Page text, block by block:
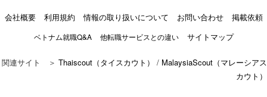
会社概要 利用規約 情報の取り扱いについて お問い合わせ 掲載依頼
ベトナム就職Q&A 他転職サービスとの違い サイトマップ
関連サイト ＞ Thaiscout（タイスカウト） / MalaysiaScout（マレーシアス
カウト）